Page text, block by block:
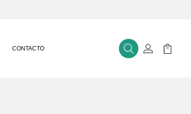
CONTACTO BuscarMi Cuenta
Mi